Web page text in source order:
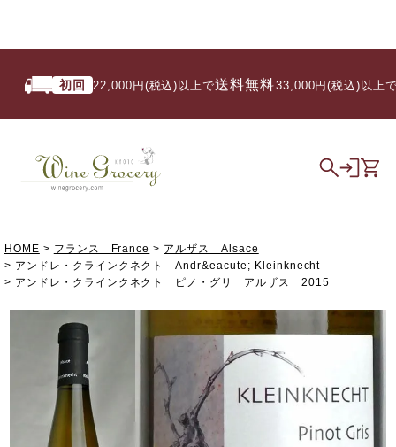
初回 22,000円(税込)以上で送料無料/ 33,000円(税込)以上で い
HOME フランス France
アルザス Alsace
アンドレ・クラインクネクト Andr&eacute; Kleinknecht
アンドレ・クラインクネクト ピノ・グリ アルザス 2015